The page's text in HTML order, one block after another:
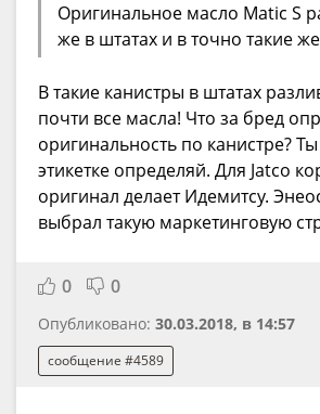
Оригинальное масло Matic S
же в штатах и в точно такие
В такие канистры в штатах
почти все масла! Что за бред
оригинальность по канистре?
этикетке определяй. Для Jatco
оригинал делает Идемитсу.
выбрал такую маркетинговую
0 0
Опубликовано: 30.03.2018, в 14:57
сообщение #4589